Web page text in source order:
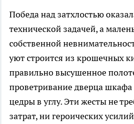
Победа над затхлостью
технической задачей, а
собственной
уют строится из крошечных
правильно высушенное
проветривание дверца шкафа
цедры в углу. Эти жесты не
затрат, ни героических